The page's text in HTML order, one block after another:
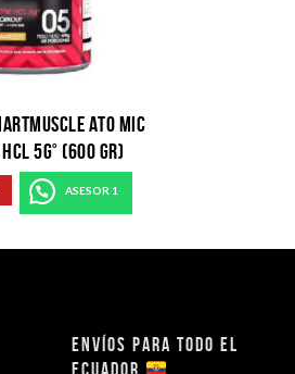
ATO MIC
5G° (600 GR)
ASESOR 1
Envíos para todo el